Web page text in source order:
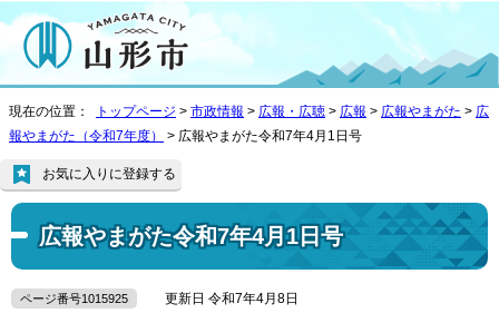
現在の位置： トップページ > 市政情報 > 広報・広聴 > 広報 > 広報やまがた > 広
報やまがた（令和7年度）
> 広報やまがた令和7年4月1日号
広報やまがた令和7年4月1日号
お気に入りに登録する
ページ番号1015925 更新日 令和7年4月8日